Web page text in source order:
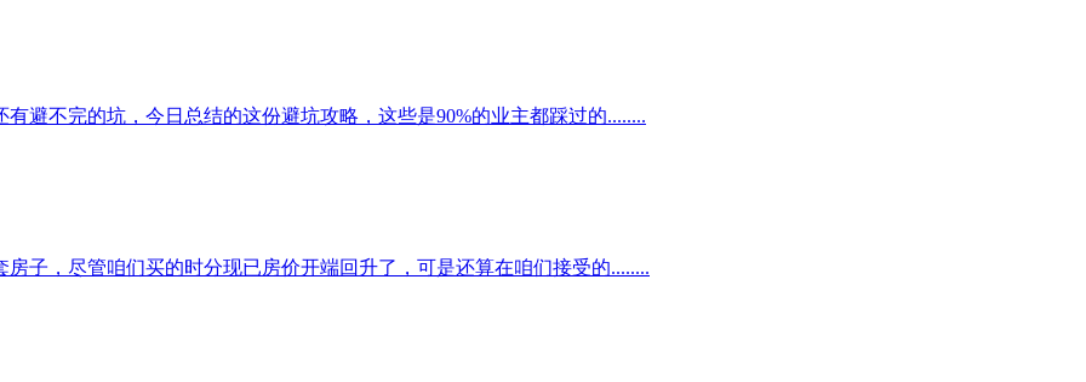
避不完的坑，今日总结的这份避坑攻略，这些是90%的业主都踩过的........
子，尽管咱们买的时分现已房价开端回升了，可是还算在咱们接受的........